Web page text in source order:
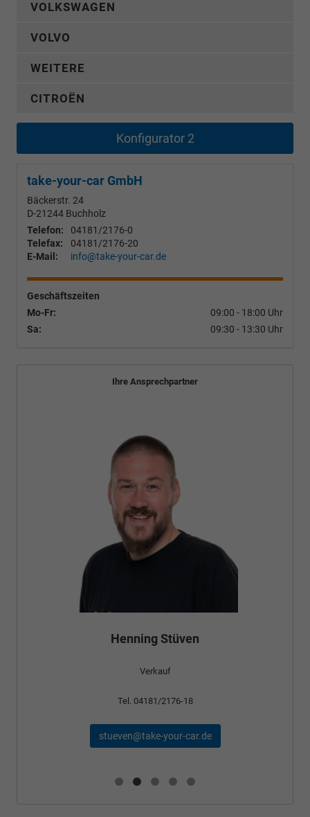
VOLKSWAGEN
VOLVO
WEITERE
CITROËN
Konfigurator 2
take-your-car GmbH
Bäckerstr. 24
D-21244 Buchholz
Telefon:
04181/2176-0
Telefax:
04181/2176-20
E-Mail:
info@take-your-car.de
Geschäftszeiten
Mo-Fr:
09:00 - 18:00 Uhr
Sa:
09:30 - 13:30 Uhr
Ihre Ansprechpartner
Henning Stüven
Verkauf
Tel. 04181/2176-18
stueven@take-your-car.de